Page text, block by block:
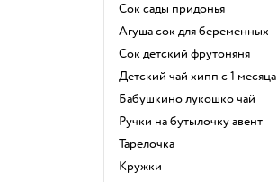
сок сады придонья
агуша сок для беременных
сок детский фрутоняня
детский чай хипп с 1 месяца
бабушкино лукошко чай
ручки на бутылочку авент
тарелочка
кружки